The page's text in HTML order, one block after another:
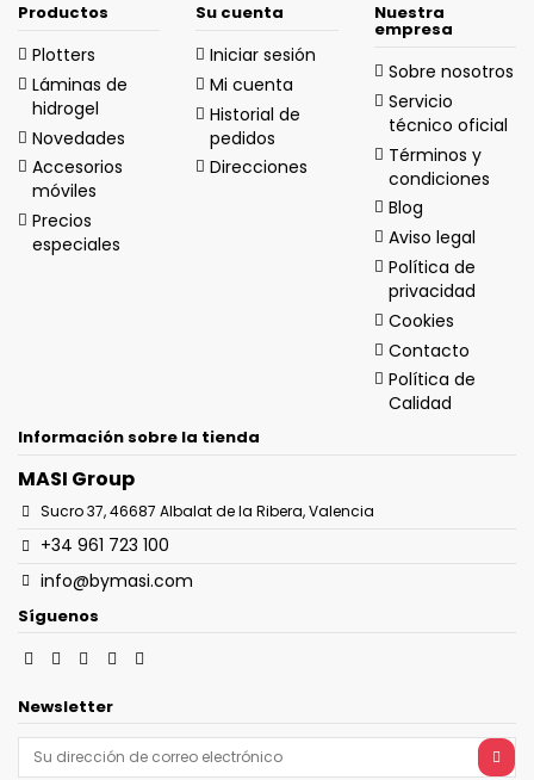
Productos
Plotters
Láminas de
hidrogel
Novedades
Accesorios
móviles
Precios
especiales
Su cuenta
Iniciar sesión
Mi cuenta
Historial de
pedidos
Direcciones
Nuestra
empresa
Sobre nosotros
Servicio
técnico oficial
Términos y
condiciones
Blog
Aviso legal
Política de
privacidad
Cookies
Contacto
Política de
Calidad
Información sobre la tienda
MASI Group
Sucro 37, 46687 Albalat de la Ribera, Valencia
+34 961 723 100
info@bymasi.com
Síguenos
Newsletter